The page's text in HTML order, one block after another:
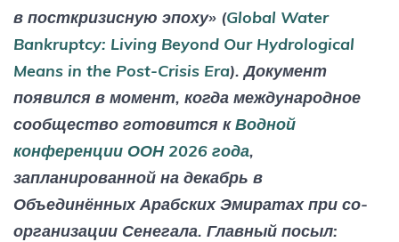
в посткризисную эпоху» (Global Water
Bankruptcy: Living Beyond Our Hydrological
Means in the Post-Crisis Era). Документ
появился в момент, когда международное
сообщество готовится кВодной
конференции ООН 2026 года,
запланированной на декабрь в
Объединённых Арабских Эмиратах при со-
организации Сенегала. Главный посыл: